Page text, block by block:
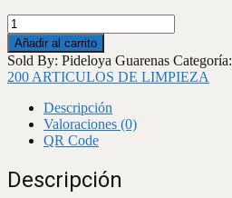
CLORO
cantidad
Añadir al carrito
Sold By: Pideloya Guarenas Categoría:
200 ARTICULOS DE LIMPIEZA
Descripción
Valoraciones (0)
QR Code
Descripción